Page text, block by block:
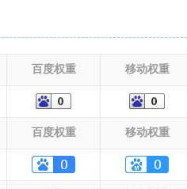
百度权重 移动权重
百度权重 移动权重